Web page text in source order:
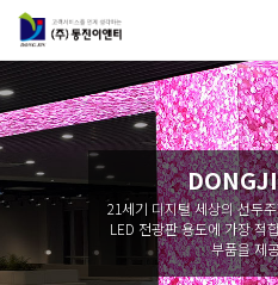
21세기 디지털 세상의 선두
LED 전광판 용도에 가장 적
부품을 제